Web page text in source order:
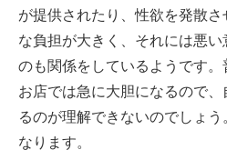
が提供されたり、性欲を発散
な負担が大きく、それには悪
のも関係をしているようです
お店では急に大胆になるので
るのが理解できないのでしょ
なります。